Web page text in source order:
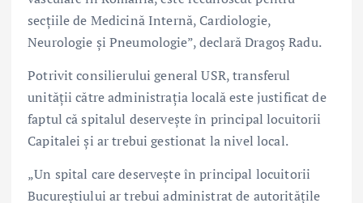
secțiile de Medicină Internă, Cardiologie,
Neurologie și Pneumologie”, declară Dragoș Radu.
Potrivit consilierului general USR, transferul
unității către administrația locală este justificat de
faptul că spitalul deservește în principal locuitorii
Capitalei și ar trebui gestionat la nivel local.
„Un spital care deservește în principal locuitorii
Bucureștiului ar trebui administrat de autoritățile